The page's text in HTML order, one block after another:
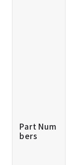
Part Num
bers